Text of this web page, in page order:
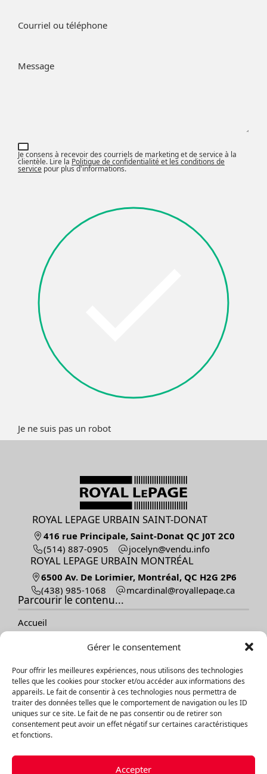
Gérer le consentement
Pour offrir les meilleures expériences, nous utilisons des technologies
telles que les cookies pour stocker et/ou accéder aux informations des
appareils. Le fait de consentir à ces technologies nous permettra de
traiter des données telles que le comportement de navigation ou les ID
uniques sur ce site. Le fait de ne pas consentir ou de retirer son
consentement peut avoir un effet négatif sur certaines caractéristiques
et fonctions.
Accepter
Courriel ou téléphone
Message
Je consens à recevoir des courriels de marketing et de service à la
clientèle. Lire la Politique de confidentialité et les conditions de
service pour plus d'informations.
Je ne suis pas un robot
ROYAL LEPAGE URBAIN SAINT-DONAT
416 rue Principale, Saint-Donat QC J0T 2C0
(514) 887-0905
ofni.udnev@nylecoj
ROYAL LEPAGE URBAIN MONTRÉAL
6500 Av. De Lorimier, Montréal, QC H2G 2P6
(438) 985-1068
ac.egapellayor@lanidracm
Parcourir le contenu...
Accueil
Vendre
À propos
Témoignages
Contact
Blogue
Explorer les propriétés